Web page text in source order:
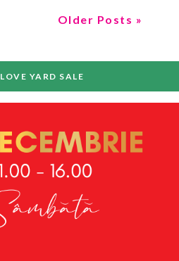
Older Posts »
LOVE YARD SALE